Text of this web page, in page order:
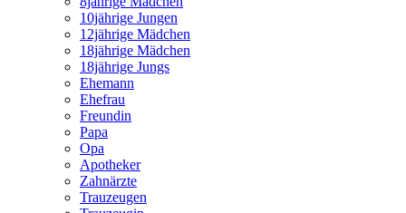
10jährige Jungen
12jährige Mädchen
18jährige Mädchen
18jährige Jungs
Ehemann
Ehefrau
Freundin
Papa
Opa
Apotheker
Zahnärzte
Trauzeugen